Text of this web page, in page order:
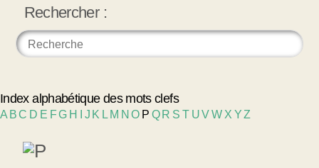
Rechercher :
Index alphabétique des mots clefs
A BC D E FG H J K L M NO P Q R S T UVW X YZ